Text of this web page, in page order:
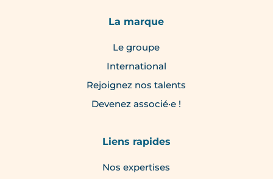
La marque
Le groupe
International
Rejoignez nos talents
Devenez associé·e !
Liens rapides
Nos expertises